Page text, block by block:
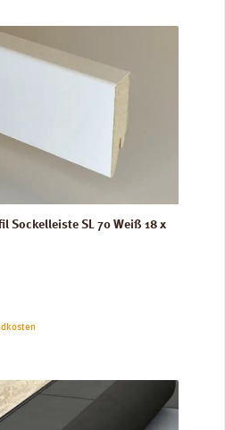
Sockelleiste SL 70 Weiß 18 x